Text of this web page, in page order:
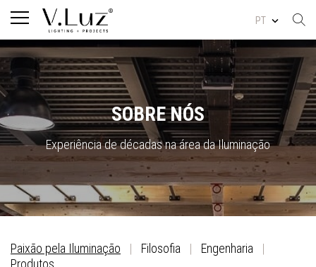
PT
SOBRE NÓS
Experiência de décadas na área da Iluminação
Paixão pela Iluminação | Filosofia | Engenharia |
Produtos